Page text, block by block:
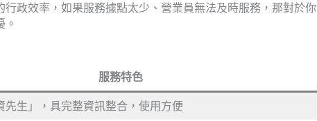
政效率，如果服務據點太少、營業員無法及時服務，那對於你
。
服務特色
先生」，具完整資訊整合，使用方便